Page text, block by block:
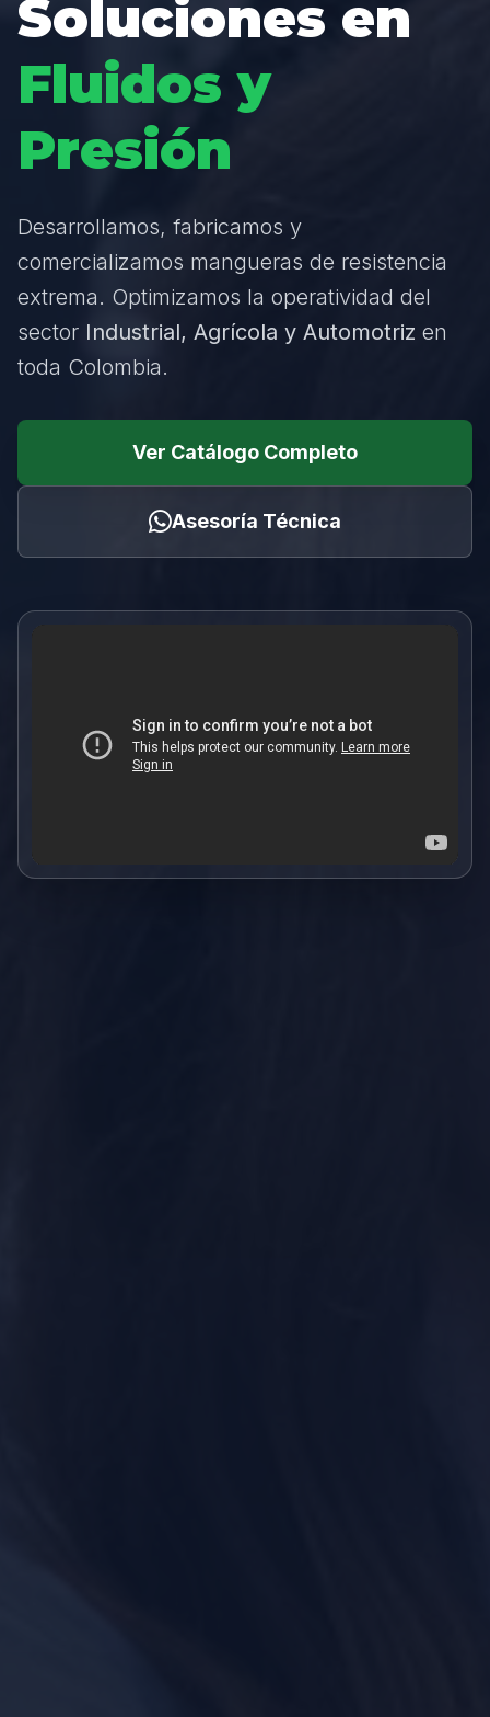
Soluciones en
Fluidos y
Presión
Desarrollamos, fabricamos y
comercializamos mangueras de resistencia
extrema. Optimizamos la operatividad del
sector Industrial, Agrícola y Automotriz en
toda Colombia.
Ver Catálogo Completo
Asesoría Técnica